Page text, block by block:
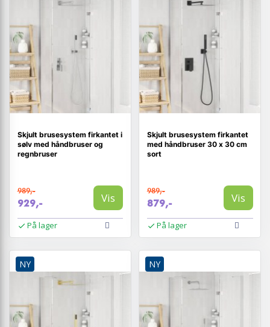
Skjult brusesystem firkantet i
sølv med håndbruser og
regnbruser
989,-
929,- Vis
På lager
Skjult brusesystem firkantet
med håndbruser 30 x 30 cm
sort
989,-
879,- Vis
På lager
NY NY